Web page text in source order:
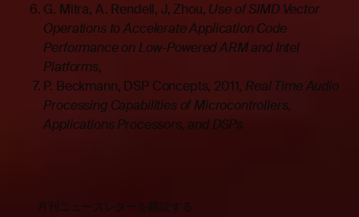
G. Mitra, A. Rendell, J, Zhou, Use of SIMD Vector
Operations to Accelerate Application Code
Performance on Low-Powered ARM and Intel
Platforms,
P. Beckmann, DSP Concepts, 2011, Real Time Audio
Processing Capabilities of Microcontrollers,
Applications Processors, and DSPs
月刊ニュースレターを購読する